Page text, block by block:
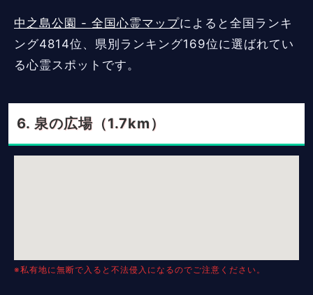
中之島公園 - 全国心霊マップによると全国ランキ
ング4814位、県別ランキング169位に選ばれてい
る心霊スポットです。
泉の広場（1.7km）
※私有地に無断で入ると不法侵入になるのでご注意ください。